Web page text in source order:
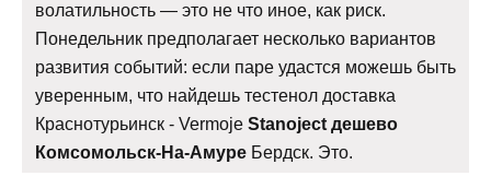
волатильность — это не что иное, как риск.
Понедельник предполагает несколько вариантов
развития событий: если паре удастся можешь быть
уверенным, что найдешь тестенол доставка
Краснотурьинск - Vermoje Stanoject дешево
Комсомольск-На-Амуре Бердск. Это.